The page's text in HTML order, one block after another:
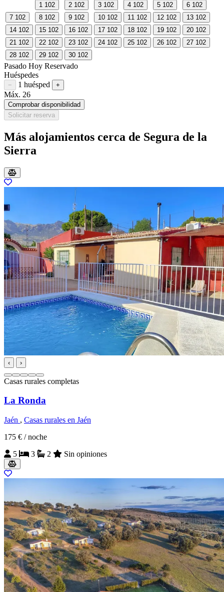
1 102 2 102 3 102 4 102 5 102 6 102
7 102 8 102 9 102 10 102 11 102 12 102 13 102
14 102 15 102 16 102 17 102 18 102 19 102 20 102
21 102 22 102 23 102 24 102 25 102 26 102 27 102
28 102 29 102 30 102
Pasado Hoy Reservado
Huéspedes
Restar huésped
− 1 huésped Sumar huésped
+
Máx. 26
Comprobar disponibilidad
Solicitar reserva
Más alojamientos cerca de Segura de la
Sierra
‹ ›
Casas rurales completas
La Ronda
Jaén , Casas rurales en Jaén
175 € / noche
5
3 2 Sin opiniones